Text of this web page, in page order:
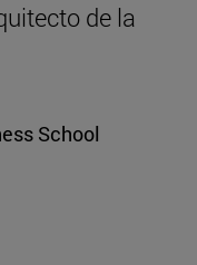
de la
School